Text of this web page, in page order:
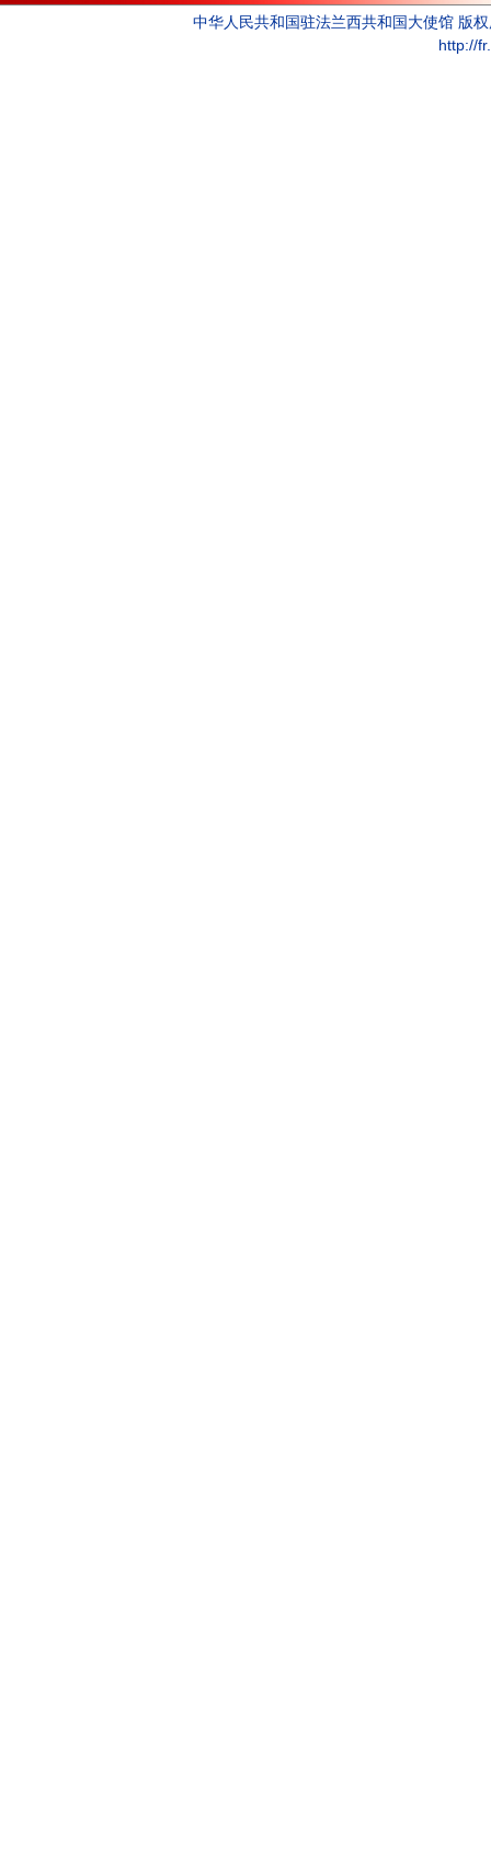
中华人民共和国驻法兰西共和国大使馆 版
http://